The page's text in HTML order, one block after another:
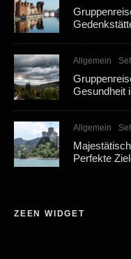
Allgemein
Gesundheit
Allgemein
Perfekte
ZEEN WIDGET